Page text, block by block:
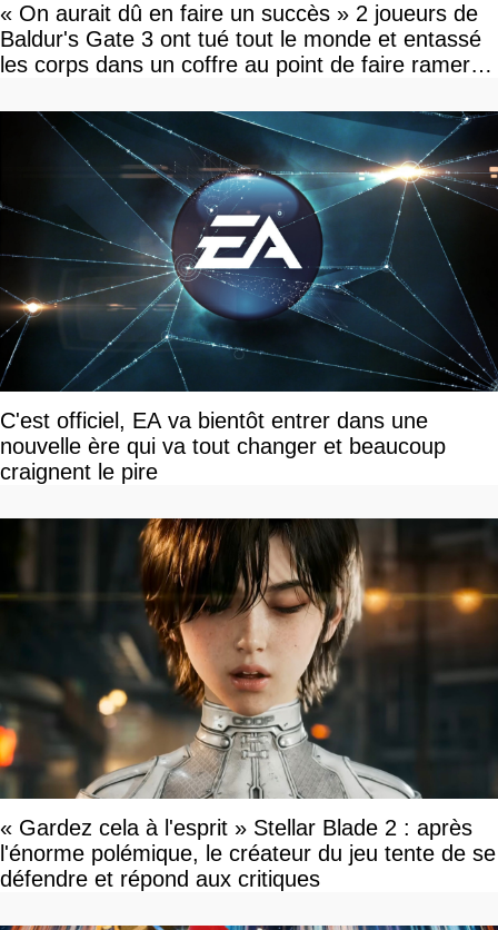
« On aurait dû en faire un succès » 2 joueurs de
Baldur's Gate 3 ont tué tout le monde et entassé
les corps dans un coffre au point de faire ramer le
C'est officiel, EA va bientôt entrer dans une
nouvelle ère qui va tout changer et beaucoup
craignent le pire
« Gardez cela à l'esprit » Stellar Blade 2 : après
l'énorme polémique, le créateur du jeu tente de se
défendre et répond aux critiques